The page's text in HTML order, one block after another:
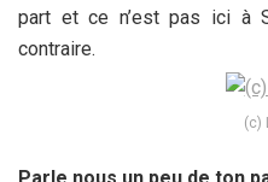
part et ce n’est pas ici à
contraire.
(c)